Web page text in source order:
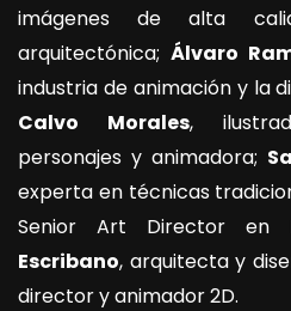
imágenes de alta
arquitectónica; Álvaro
industria de animación y la
Calvo Morales,
personajes y animadora;
experta en técnicas
Senior Art Director en
Escribano, arquitecta y
director y animador 2D.